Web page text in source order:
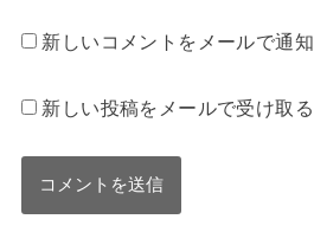
新しいコメントをメールで通知
新しい投稿をメールで受け取る